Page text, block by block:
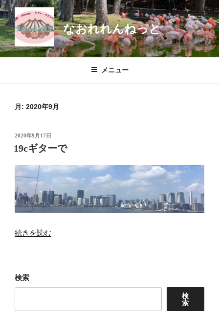
コ
ン
テ
ン
ツ
なおれれんねっと
メニュー
月: 2020年9月
投
日:
2020年9月17日
19cギターで
“19c
で”
続きを読む
検索
検
索